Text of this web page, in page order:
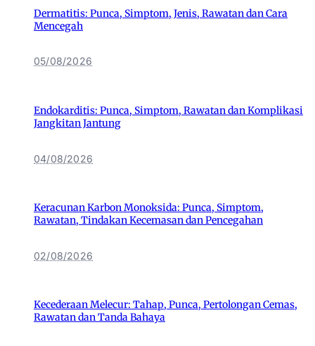
Dermatitis: Punca, Simptom, Jenis, Rawatan dan Cara
Mencegah
05/08/2026
Endokarditis: Punca, Simptom, Rawatan dan Komplikasi
Jangkitan Jantung
04/08/2026
Keracunan Karbon Monoksida: Punca, Simptom,
Rawatan, Tindakan Kecemasan dan Pencegahan
02/08/2026
Kecederaan Melecur: Tahap, Punca, Pertolongan Cemas,
Rawatan dan Tanda Bahaya